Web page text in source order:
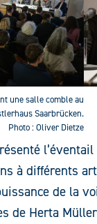
une salle comble au
Saarbrücken.
Photo : Oliver Dietze
à différents
de la
de Herta